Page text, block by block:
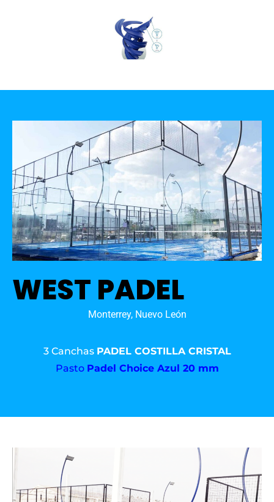
WEST PADEL
Monterrey, Nuevo León
3 Canchas PADEL COSTILLA CRISTAL
Pasto Padel Choice Azul 20 mm